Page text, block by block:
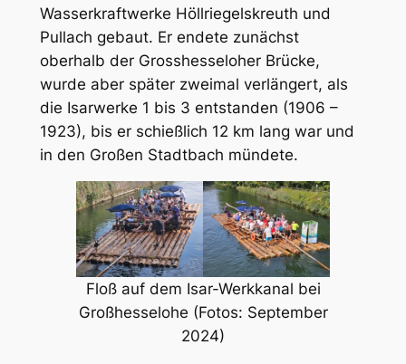
Wasserkraftwerke Höllriegelskreuth und
Pullach gebaut. Er endete zunächst
oberhalb der Grosshesseloher Brücke,
wurde aber später zweimal verlängert, als
die Isarwerke 1 bis 3 entstanden (1906 –
1923), bis er schießlich 12 km lang war und
in den Großen Stadtbach mündete.
Floß auf dem Isar-Werkkanal bei
Großhesselohe (Fotos: September
2024)